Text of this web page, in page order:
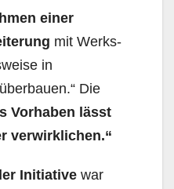
einer
mit Werks­
in
Die
Vor­haben lässt
verwirklichen.“
Initiative war